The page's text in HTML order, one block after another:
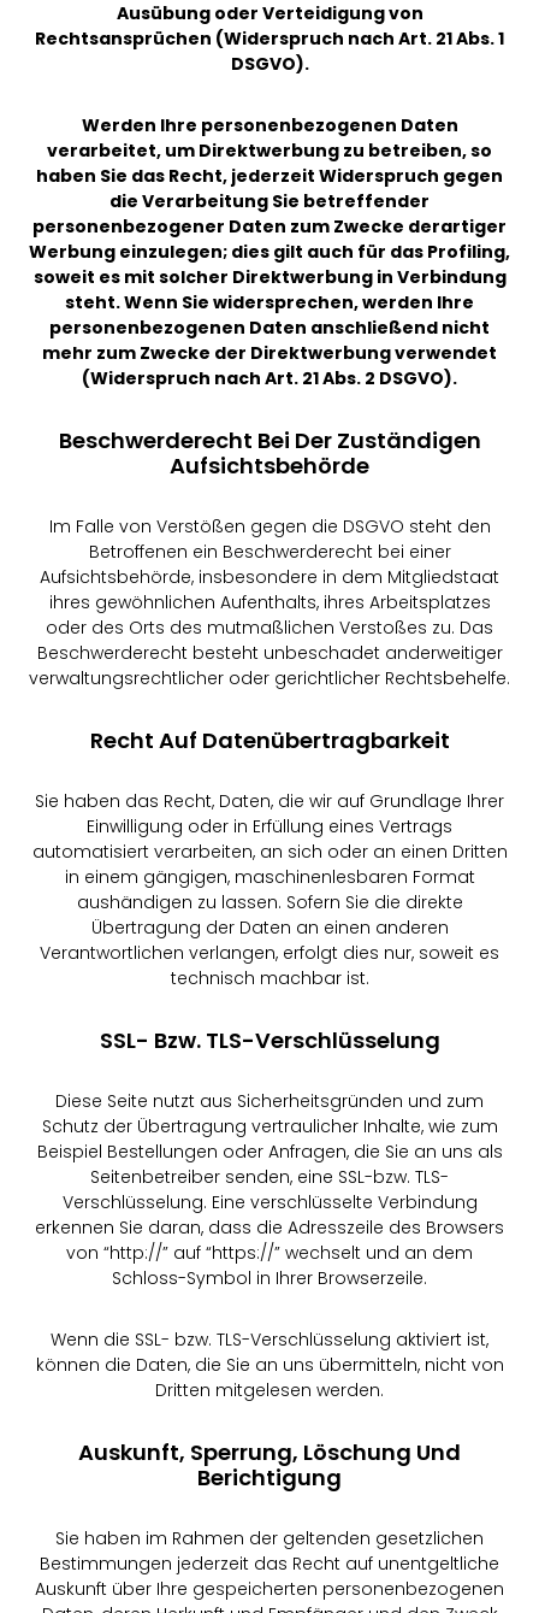
Ausübung oder Verteidigung von
Rechtsansprüchen (Widerspruch nach Art. 21 Abs. 1
DSGVO).
Werden Ihre personenbezogenen Daten
verarbeitet, um Direktwerbung zu betreiben, so
haben Sie das Recht, jederzeit Widerspruch gegen
die Verarbeitung Sie betreffender
personenbezogener Daten zum Zwecke derartiger
Werbung einzulegen; dies gilt auch für das Profiling,
soweit es mit solcher Direktwerbung in Verbindung
steht. Wenn Sie widersprechen, werden Ihre
personenbezogenen Daten anschließend nicht
mehr zum Zwecke der Direktwerbung verwendet
(Widerspruch nach Art. 21 Abs. 2 DSGVO).
Beschwerderecht Bei Der Zuständigen
Aufsichtsbehörde
Im Falle von Verstößen gegen die DSGVO steht den
Betroffenen ein Beschwerderecht bei einer
Aufsichtsbehörde, insbesondere in dem Mitgliedstaat
ihres gewöhnlichen Aufenthalts, ihres Arbeitsplatzes
oder des Orts des mutmaßlichen Verstoßes zu. Das
Beschwerderecht besteht unbeschadet anderweitiger
verwaltungsrechtlicher oder gerichtlicher Rechtsbehelfe.
Recht Auf Datenübertragbarkeit
Sie haben das Recht, Daten, die wir auf Grundlage Ihrer
Einwilligung oder in Erfüllung eines Vertrags
automatisiert verarbeiten, an sich oder an einen Dritten
in einem gängigen, maschinenlesbaren Format
aushändigen zu lassen. Sofern Sie die direkte
Übertragung der Daten an einen anderen
Verantwortlichen verlangen, erfolgt dies nur, soweit es
technisch machbar ist.
SSL- Bzw. TLS-Verschlüsselung
Diese Seite nutzt aus Sicherheitsgründen und zum
Schutz der Übertragung vertraulicher Inhalte, wie zum
Beispiel Bestellungen oder Anfragen, die Sie an uns als
Seitenbetreiber senden, eine SSL-bzw. TLS-
Verschlüsselung. Eine verschlüsselte Verbindung
erkennen Sie daran, dass die Adresszeile des Browsers
von “http://” auf “https://” wechselt und an dem
Schloss-Symbol in Ihrer Browserzeile.
Wenn die SSL- bzw. TLS-Verschlüsselung aktiviert ist,
können die Daten, die Sie an uns übermitteln, nicht von
Dritten mitgelesen werden.
Auskunft, Sperrung, Löschung Und
Berichtigung
Sie haben im Rahmen der geltenden gesetzlichen
Bestimmungen jederzeit das Recht auf unentgeltliche
Auskunft über Ihre gespeicherten personenbezogenen